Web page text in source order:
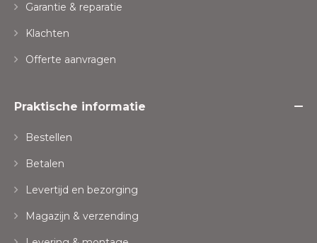
Garantie & reparatie
Klachten
Offerte aanvragen
Praktische informatie
Bestellen
Betalen
Levertijd en bezorging
Magazijn & verzending